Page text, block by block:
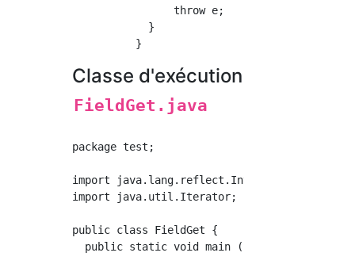
Classe d'exécution
FieldGet.java
package test;
import
import java.util.Iterator;
public class FieldGet {
  public static void main (String args[]){